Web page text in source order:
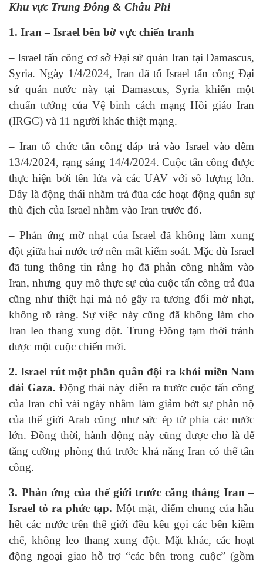
Khu vực Trung Đông & Châu Phi
1. Iran – Israel bên bờ vực chiến tranh
– Israel tấn công cơ sở Đại sứ quán Iran tại Damascus,
Syria. Ngày 1/4/2024, Iran đã tố Israel tấn công Đại
sứ quán nước này tại Damascus, Syria khiến một
chuẩn tướng của Vệ binh cách mạng Hồi giáo Iran
(IRGC) và 11 người khác thiệt mạng.
– Iran tổ chức tấn công đáp trả vào Israel vào đêm
13/4/2024, rạng sáng 14/4/2024. Cuộc tấn công được
thực hiện bởi tên lửa và các UAV với số lượng lớn.
Đây là động thái nhằm trả đũa các hoạt động quân sự
thù địch của Israel nhằm vào Iran trước đó.
– Phản ứng mờ nhạt của Israel đã không làm xung
đột giữa hai nước trở nên mất kiểm soát. Mặc dù Israel
đã tung thông tin rằng họ đã phản công nhằm vào
Iran, nhưng quy mô thực sự của cuộc tấn công trả đũa
cũng như thiệt hại mà nó gây ra tương đối mờ nhạt,
không rõ ràng. Sự việc này cũng đã không làm cho
Iran leo thang xung đột. Trung Đông tạm thời tránh
được một cuộc chiến mới.
2. Israel rút một phần quân đội ra khỏi miền Nam
dải Gaza. Động thái này diễn ra trước cuộc tấn công
của Iran chỉ vài ngày nhằm làm giảm bớt sự phẫn nộ
của thế giới Arab cũng như sức ép từ phía các nước
lớn. Đồng thời, hành động này cũng được cho là để
tăng cường phòng thủ trước khả năng Iran có thể tấn
công.
3. Phản ứng của thế giới trước căng thẳng Iran –
Israel tỏ ra phức tạp. Một mặt, điểm chung của hầu
hết các nước trên thế giới đều kêu gọi các bên kiềm
chế, không leo thang xung đột. Mặt khác, các hoạt
động ngoại giao hỗ trợ “các bên trong cuộc” (gồm